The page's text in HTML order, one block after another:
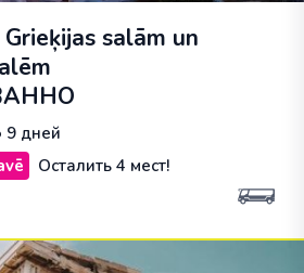
salām un
9 дней
Осталить 4 мест!